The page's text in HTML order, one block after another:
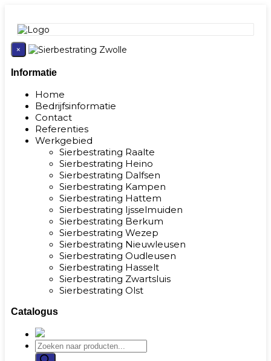
×
Informatie
Home
Bedrijfsinformatie
Contact
Referenties
Werkgebied
Sierbestrating Raalte
Sierbestrating Heino
Sierbestrating Dalfsen
Sierbestrating Kampen
Sierbestrating Hattem
Sierbestrating Ijsselmuiden
Sierbestrating Berkum
Sierbestrating Wezep
Sierbestrating Nieuwleusen
Sierbestrating Oudleusen
Sierbestrating Hasselt
Sierbestrating Zwartsluis
Sierbestrating Olst
Catalogus